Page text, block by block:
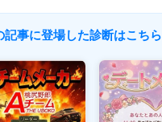
記事に登場した診断はこちら